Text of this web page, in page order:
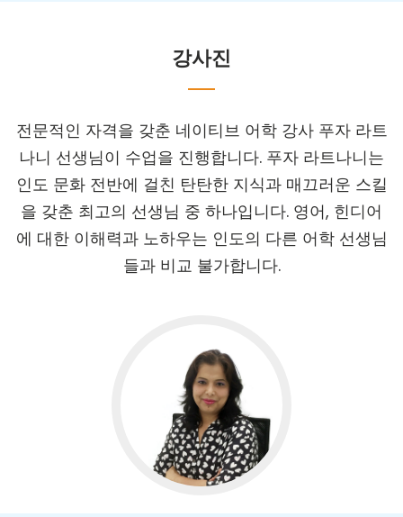
강사진
전문적인 자격을 갖춘 네이티브 어학 강사 푸자 라트
나니 선생님이 수업을 진행합니다. 푸자 라트나니는
인도 문화 전반에 걸친 탄탄한 지식과 매끄러운 스킬
을 갖춘 최고의 선생님 중 하나입니다. 영어, 힌디어
에 대한 이해력과 노하우는 인도의 다른 어학 선생님
들과 비교 불가합니다.